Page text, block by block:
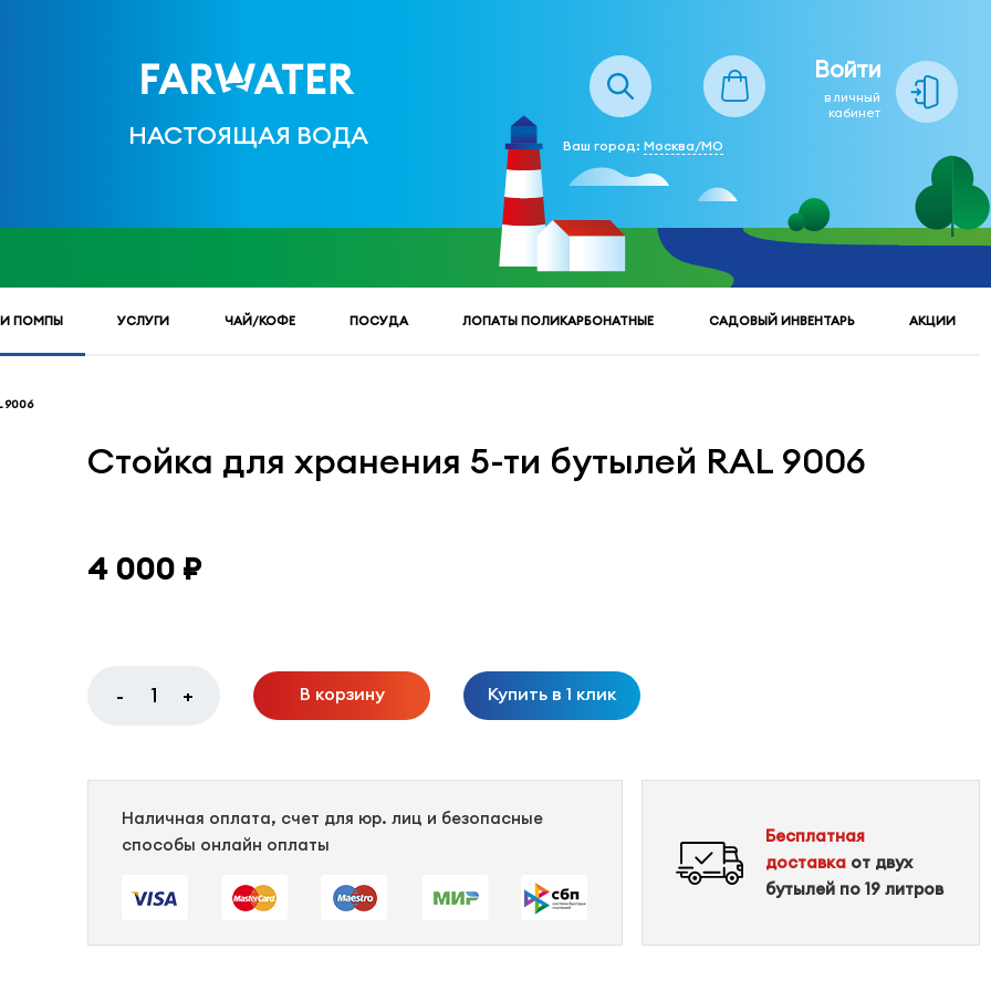
НАСТОЯЩАЯ ВОДА
Войти
в личный
кабинет
Ваш город: Москва/МО
И ПОМПЫ УСЛУГИ ЧАЙ/КОФЕ ПОСУДА ЛОПАТЫ ПОЛИКАРБОНАТНЫЕ САДОВЫЙ ИНВЕНТАРЬ АКЦИИ
9006
Стойка для хранения 5-ти бутылей RAL 9006
4 000 ₽
- + В корзину Купить в 1 клик
Наличная оплата, счет для юр. лиц и безопасные
способы онлайн оплаты
Бесплатная
доставкаот двух
бутылей по 19 литров